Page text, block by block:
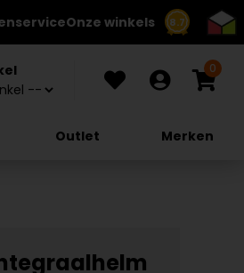
8.7
Onze winkels
0
Outlet Merken